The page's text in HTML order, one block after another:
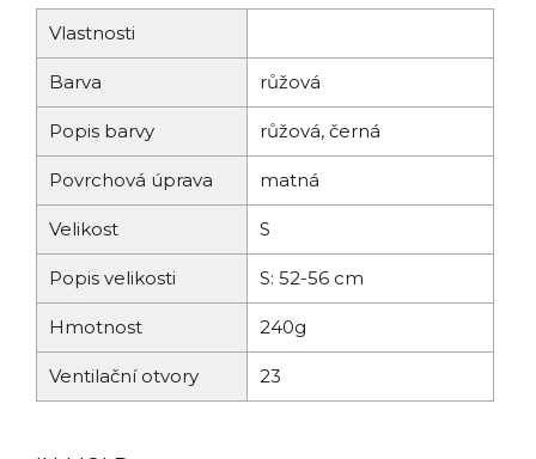
Vlastnosti
Barva růžová
Popis barvy růžová, černá
Povrchová úprava matná
Velikost S
Popis velikosti S: 52-56 cm
Hmotnost 240g
Ventilační otvory 23